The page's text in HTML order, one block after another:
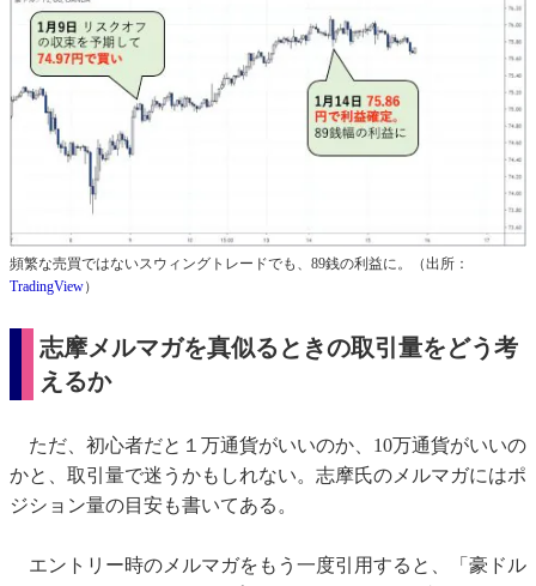
頻繁な売買ではないスウィングトレードでも、89銭の利益に。（出所：
TradingView）
志摩メルマガを真似るときの取引量をどう考
えるか
ただ、初心者だと１万通貨がいいのか、10万通貨がいいの
かと、取引量で迷うかもしれない。志摩氏のメルマガにはポ
ジション量の目安も書いてある。
エントリー時のメルマガをもう一度引用すると、「豪ドル